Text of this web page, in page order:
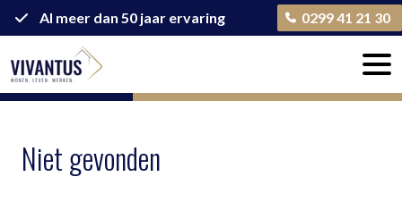
Al meer dan 50 jaar ervaring 0299 41 21 30
Niet gevonden